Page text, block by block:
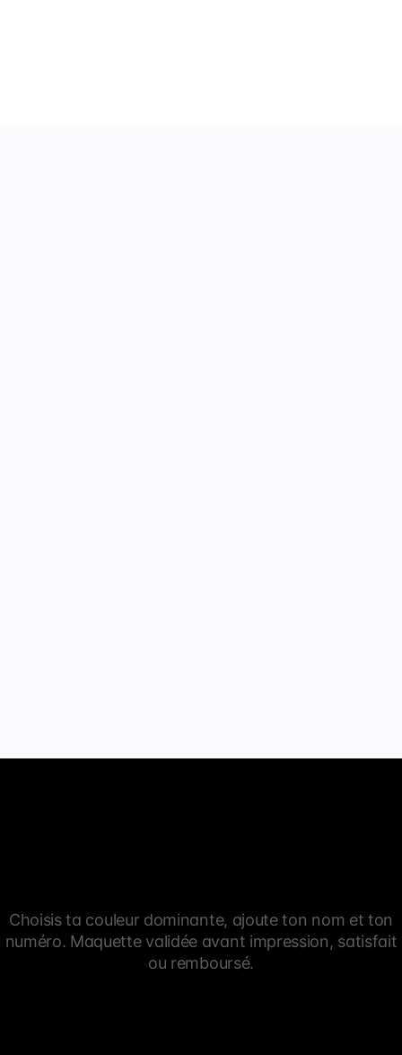
Choisis ta couleur dominante, ajoute ton nom et ton
numéro. Maquette validée avant impression, satisfait
ou remboursé.